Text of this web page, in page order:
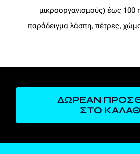
μικροοργανισμούς) έως 100
παράδειγμα λάσπη, πέτρες,
ΔΩΡΕΑΝ
ΣΤΟ